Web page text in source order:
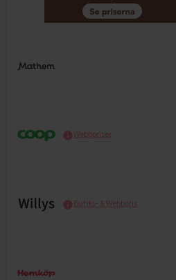
Webbpriser
Butiks- & Webbpris